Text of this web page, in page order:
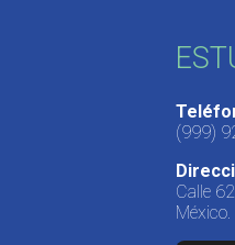
(999)
Calle
México.